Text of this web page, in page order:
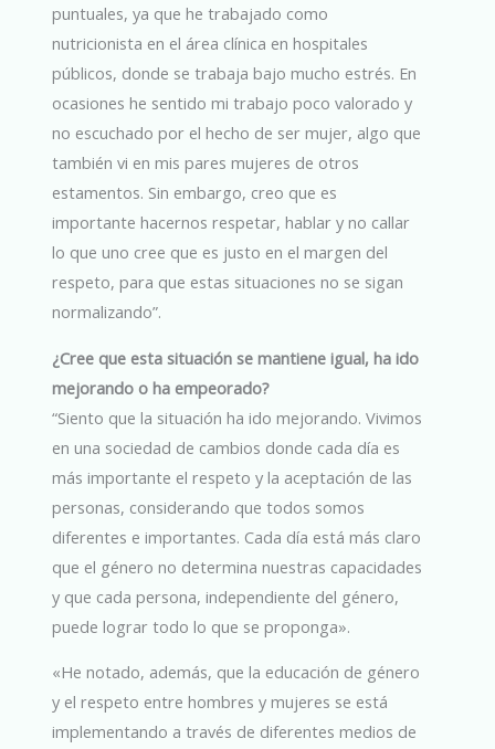
puntuales, ya que he trabajado como
nutricionista en el área clínica en hospitales
públicos, donde se trabaja bajo mucho estrés. En
ocasiones he sentido mi trabajo poco valorado y
no escuchado por el hecho de ser mujer, algo que
también vi en mis pares mujeres de otros
estamentos. Sin embargo, creo que es
importante hacernos respetar, hablar y no callar
lo que uno cree que es justo en el margen del
respeto, para que estas situaciones no se sigan
normalizando”.
¿Cree que esta situación se mantiene igual, ha ido
mejorando o ha empeorado?
“Siento que la situación ha ido mejorando. Vivimos
en una sociedad de cambios donde cada día es
más importante el respeto y la aceptación de las
personas, considerando que todos somos
diferentes e importantes. Cada día está más claro
que el género no determina nuestras capacidades
y que cada persona, independiente del género,
puede lograr todo lo que se proponga».
«He notado, además, que la educación de género
y el respeto entre hombres y mujeres se está
implementando a través de diferentes medios de